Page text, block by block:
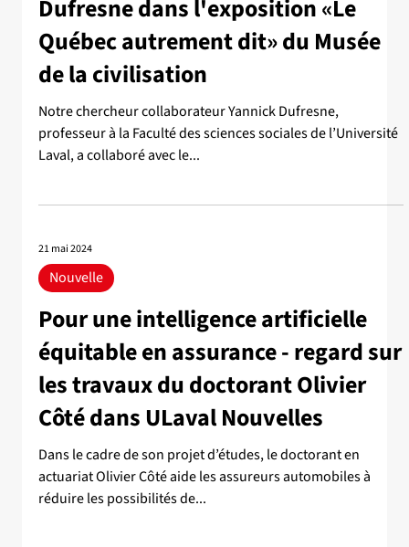
Dufresne dans l'exposition «Le
Québec autrement dit» du Musée
de la civilisation
Notre chercheur collaborateur Yannick Dufresne,
professeur à la Faculté des sciences sociales de l’Université
Laval, a collaboré avec le...
21 mai 2024
Nouvelle
Pour une intelligence artificielle
équitable en assurance - regard sur
les travaux du doctorant Olivier
Côté dans ULaval Nouvelles
Dans le cadre de son projet d’études, le doctorant en
actuariat Olivier Côté aide les assureurs automobiles à
réduire les possibilités de...